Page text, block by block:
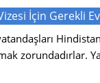
İçin Gerekli
zorundadırlar.